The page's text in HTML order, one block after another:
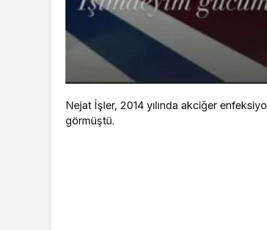
Nejat İşler, 2014 yılında akciğer
görmüştü.